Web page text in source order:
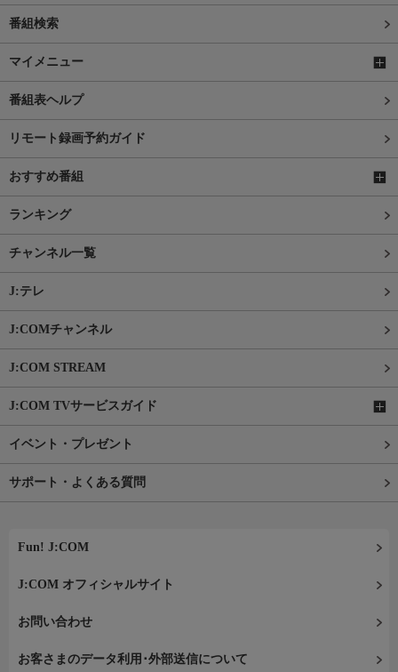
番組検索
マイメニュー
番組表ヘルプ
リモート録画予約ガイド
おすすめ番組
ランキング
チャンネル一覧
J:テレ
J:COMチャンネル
J:COM STREAM
J:COM TVサービスガイド
イベント・プレゼント
サポート・よくある質問
Fun! J:COM
J:COM オフィシャルサイト
お問い合わせ
お客さまのデータ利用･外部送信について